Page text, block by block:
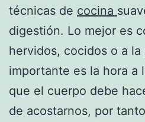
técnicas de cocina
digestión. Lo mejor es
hervidos, cocidos o a la
importante es la hora a
que el cuerpo debe
de acostarnos, por